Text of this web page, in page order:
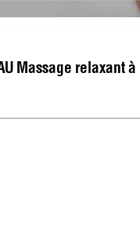
Massage relaxant